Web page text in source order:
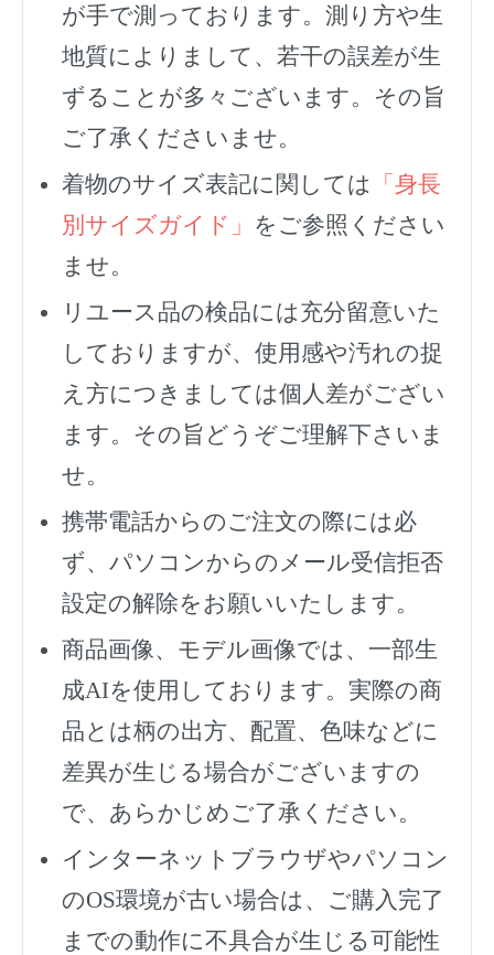
が手で測っております。測り方や生
地質によりまして、若干の誤差が生
ずることが多々ございます。その旨
ご了承くださいませ。
着物のサイズ表記に関しては
「身長
別サイズガイド」 をご参照ください
ませ。
リユース品の検品には充分留意いた
しておりますが、使用感や汚れの捉
え方につきましては個人差がござい
ます。その旨どうぞご理解下さいま
せ。
携帯電話からのご注文の際には必
ず、 パソコンからのメール受信拒否
設定の解除をお願いいたします。
商品画像、モデル画像では、一部生
成AIを使用しております。実際の商
品とは柄の出方、配置、色味などに
差異が生じる場合がございますの
で、あらかじめご了承ください。
インターネットブラウザやパソコン
のOS環境が古い場合は、ご購入完了
までの動作に不具合が生じる可能性